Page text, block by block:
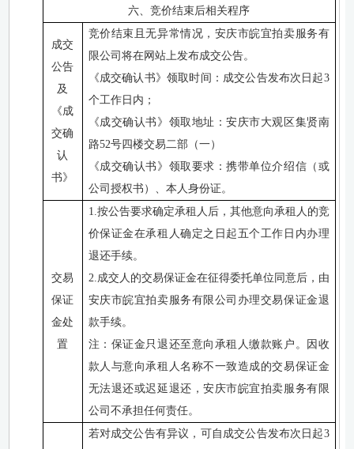
六、竞价结束后相关程序
成交
公告
及
《成
交确
认
书》
竞价结束且无异常情况，安庆市皖宜拍卖服务有
限公司将在网站上发布成交公告。
《成交确认书》领取时间： 成交公告发布次日起3
个工作日内 ；
《成交确认书》领取地址：安庆市大观区集贤南
路52号四楼交易二部（一）
《成交确认书》领取要求：携带单位介绍信 （ 或
公司授权书 ） 、本人身份证 。
交易
保证
金处
置
1.按公告要求确定承租人后，其他意向承租人的竞
价保证金在承租人确定之日起五个工作日内办理
退还手续。
2.成交人的交易保证金在征得委托单位同意后，由
安庆市皖宜拍卖服务有限公司办理交易保证金退
款手续。
注：保证金只退还至意向承租人缴款账户。因收
款人与意向承租人名称不一致造成的交易保证金
无法退还或迟延退还，安庆市皖宜拍卖服务有限
公司不承担任何责任。
若对成交公告有异议，可自成交公告发布次日起3